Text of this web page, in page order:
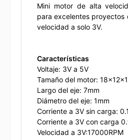
Mini motor de alta
para excelentes proyectos
velocidad a solo 3V.
Características
Voltaje: 3V a 5V
Tamaño del motor:
Largo del eje: 7mm
Diámetro del eje: 1mm
Corriente a 3V sin carga:
Corriente a 3V con carga
Velocidad a 3V:17000RPM